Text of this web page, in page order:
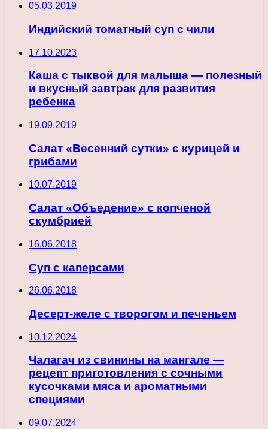
05.03.2019
Индийский томатный суп с чили
17.10.2023
Каша с тыквой для малыша — полезный
и вкусный завтрак для развития
ребенка
19.09.2019
Салат «Весенний сутки» с курицей и
грибами
10.07.2019
Салат «Объедение» с копченой
скумбрией
16.06.2018
Суп с каперсами
26.06.2018
Десерт-желе с творогом и печеньем
10.12.2024
Чалагач из свинины на мангале —
рецепт приготовления с сочными
кусочками мяса и ароматными
специями
09.07.2024